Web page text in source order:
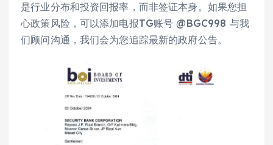
是行业分布和投资回报率，而非签证本身。如果您担
心政策风险，可以添加电报TG账号 @BGC998 与我
们顾问沟通，我们会为您追踪最新的政府公告。